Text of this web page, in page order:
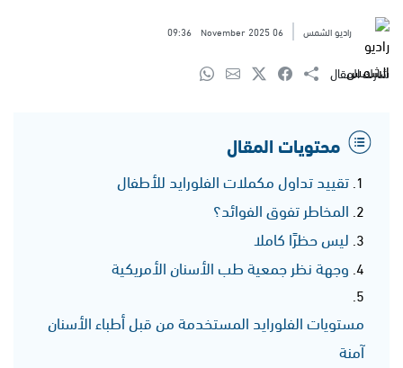
راديو الشمس 06 November 2025
09:36
شارك المقال
محتويات المقال
تقييد تداول مكملات الفلورايد للأطفال
المخاطر تفوق الفوائد؟
ليس حظرًا كاملا
وجهة نظر جمعية طب الأسنان الأمريكية
مستويات الفلورايد المستخدمة من قبل أطباء الأسنان
آمنة